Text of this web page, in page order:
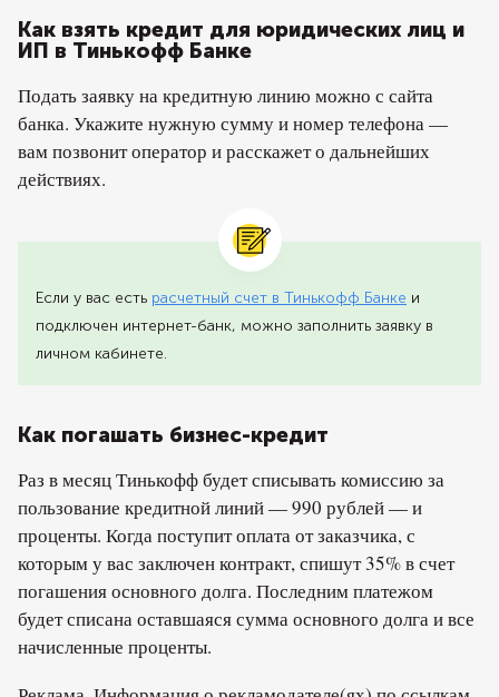
Как взять кредит для юридических лиц и
ИП в Тинькофф Банке
Подать заявку на кредитную линию можно с сайта
банка. Укажите нужную сумму и номер телефона —
вам позвонит оператор и расскажет о дальнейших
действиях.
Если у вас есть расчетный счет в Тинькофф Банке и
подключен интернет-банк, можно заполнить заявку в
личном кабинете.
Как погашать бизнес-кредит
Раз в месяц Тинькофф будет списывать комиссию за
пользование кредитной линий — 990 рублей — и
проценты. Когда поступит оплата от заказчика, с
которым у вас заключен контракт, спишут 35% в счет
погашения основного долга. Последним платежом
будет списана оставшаяся сумма основного долга и все
начисленные проценты.